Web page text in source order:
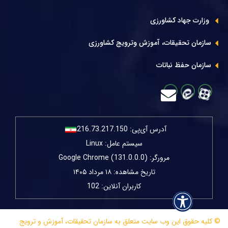
وزارت جهاد کشاورزی
سازمان تحقیقات، آموزش وترویج کشاورزی
سازمان حفظ نباتات
آدرس آی‌پی: 216.73.217.150
سیستم عامل: Linux
مرورگر: Google Chrome (131.0.0.0)
تاریخ مشاهده: ۱۸ مرداد ۱۴۰۵
کاربران آنلاین: 102
© کلیه حقوق این وب سایت متعلق به سازمان تحقیقات، آموزش و ترویج